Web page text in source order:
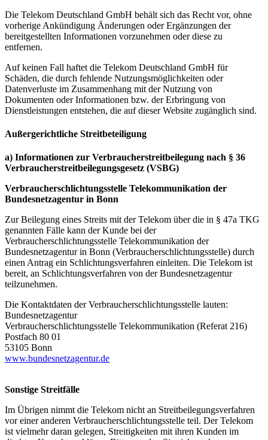
Die Telekom Deutschland GmbH behält sich das Recht vor, ohne
vorherige Ankündigung Änderungen oder Ergänzungen der
bereitgestellten Informationen vorzunehmen oder diese zu
entfernen.
Auf keinen Fall haftet die Telekom Deutschland GmbH für
Schäden, die durch fehlende Nutzungsmöglichkeiten oder
Datenverluste im Zusammenhang mit der Nutzung von
Dokumenten oder Informationen bzw. der Erbringung von
Dienstleistungen entstehen, die auf dieser Website zugänglich sind.
Außergerichtliche Streitbeteiligung
a) Informationen zur Verbraucherstreitbeilegung nach § 36
Verbraucherstreitbeilegungsgesetz (VSBG)
Verbraucherschlichtungsstelle Telekommunikation der
Bundesnetzagentur in Bonn
Zur Beilegung eines Streits mit der Telekom über die in § 47a TKG
genannten Fälle kann der Kunde bei der
Verbraucherschlichtungsstelle Telekommunikation der
Bundesnetzagentur in Bonn (Verbraucherschlichtungsstelle) durch
einen Antrag ein Schlichtungsverfahren einleiten. Die Telekom ist
bereit, an Schlichtungsverfahren von der Bundesnetzagentur
teilzunehmen.
Die Kontaktdaten der Verbraucherschlichtungsstelle lauten:
Bundesnetzagentur
Verbraucherschlichtungsstelle Telekommunikation (Referat 216)
Postfach 80 01
53105 Bonn
www.bundesnetzagentur.de
Sonstige Streitfälle
Im Übrigen nimmt die Telekom nicht an Streitbeilegungsverfahren
vor einer anderen Verbraucherschlichtungsstelle teil. Der Telekom
ist vielmehr daran gelegen, Streitigkeiten mit ihren Kunden im